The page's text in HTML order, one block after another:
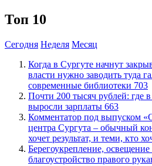
Топ 10
Сегодня Неделя Месяц
​Когда в Сургуте начнут
власти нужно заводить туда
современные библиотеки 703
​Почти 200 тысяч рублей: где
выросли зарплаты 663
​Комментатор под выпуском
центра Сургута – обычный
хочет результат, и теми, кто
Берегоукрепление,
благоустройство правого